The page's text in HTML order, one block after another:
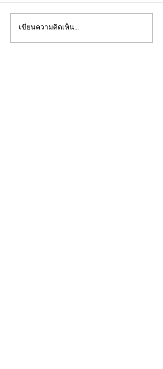
จัดฟันต้อนรับเปิดเทอม
เขียนความคิดเห็น…